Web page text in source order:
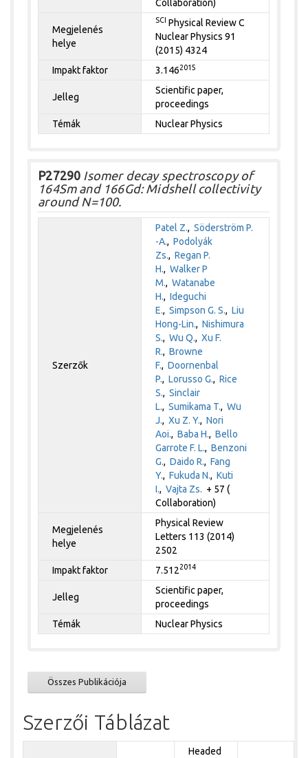
Collaboration)
Megjelenés
helye
SCI Physical Review C
Nuclear Physics 91
(2015) 4324
Impakt faktor
3.1462015
Jelleg
Scientific paper,
proceedings
Témák
Nuclear Physics
P27290 Isomer decay spectroscopy of
164Sm and 166Gd: Midshell collectivity
around N=100.
Szerzők
Patel Z.,Söderström P.
-A.,Podolyák
Zs.,Regan P.
H.,Walker P
M.,Watanabe
H.,Ideguchi
E.,Simpson G. S.,Liu
Hong-Lin.,Nishimura
S.,Wu Q.,Xu F.
R.,Browne
F.,Doornenbal
P.,Lorusso G.,Rice
S.,Sinclair
L.,Sumikama T.,Wu
J.,Xu Z. Y.,Nori
Aoi.,Baba H.,Bello
Garrote F. L.,Benzoni
G.,Daido R.,Fang
Y.,Fukuda N.,Kuti
I.,Vajta Zs. + 57 (
Collaboration)
Megjelenés
helye
Physical Review
Letters 113 (2014)
2502
Impakt faktor
7.5122014
Jelleg
Scientific paper,
proceedings
Témák
Nuclear Physics
Összes Publikációja
Szerzői Táblázat
Headed